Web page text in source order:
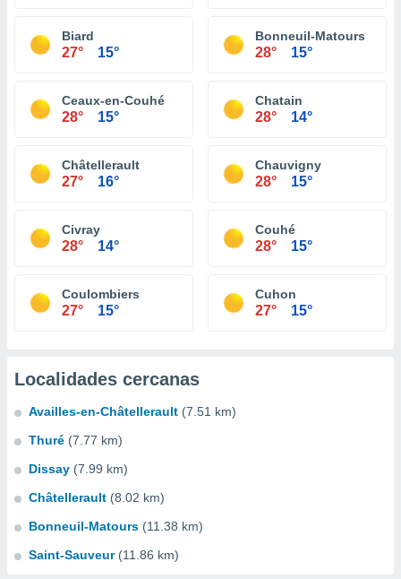
Biard
27° 15°
Bonneuil-Matours
28° 15°
Ceaux-en-Couhé
28° 15°
Chatain
28° 14°
Châtellerault
27° 16°
Chauvigny
28° 15°
Civray
28° 14°
Couhé
28° 15°
Coulombiers
27° 15°
Cuhon
27° 15°
Localidades cercanas
Availles-en-Châtellerault (7.51 km)
Thuré (7.77 km)
Dissay (7.99 km)
Châtellerault (8.02 km)
Bonneuil-Matours (11.38 km)
Saint-Sauveur (11.86 km)